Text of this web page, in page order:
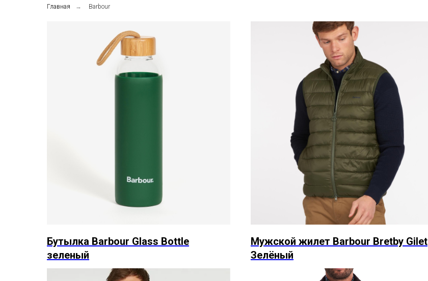
Главная → Barbour
Бутылка Barbour Glass Bottle
зеленый
Мужской жилет Barbour Bretby Gilet
Зелёный